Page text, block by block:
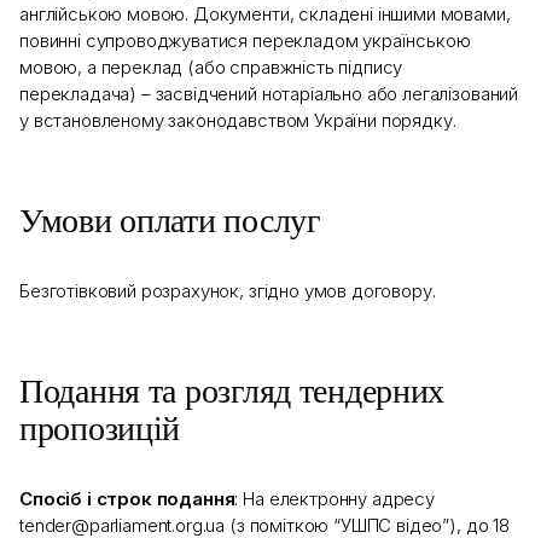
англійською мовою. Документи, складені іншими мовами,
повинні супроводжуватися перекладом українською
мовою, а переклад (або справжність підпису
перекладача) – засвідчений нотаріально або легалізований
у встановленому законодавством України порядку.
Умови оплати послуг
Безготівковий розрахунок, згідно умов договору.
Подання та розгляд тендерних
пропозицій
Спосіб і строк подання: На електронну адресу
tender@parliament.org.ua (з поміткою “УШПС відео”), до 18